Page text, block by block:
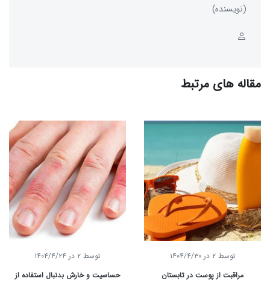
(نویسنده)
مقاله های مرتبط
توسط2 در۱۴۰۴/۴/۳۰
مراقبت از پوست در تابستان
توسط 2 در ۱۴۰۴/۴/۲۴
حساسیت و خارش بدنبال استفاده از
لوازم آرایشی